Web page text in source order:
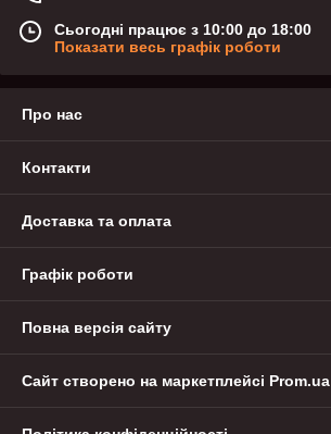
Сьогодні працює з 10:00 до 18:00
Показати весь графік роботи
Про нас
Контакти
Доставка та оплата
Графік роботи
Повна версія сайту
Сайт створено на маркетплейсі Prom.ua